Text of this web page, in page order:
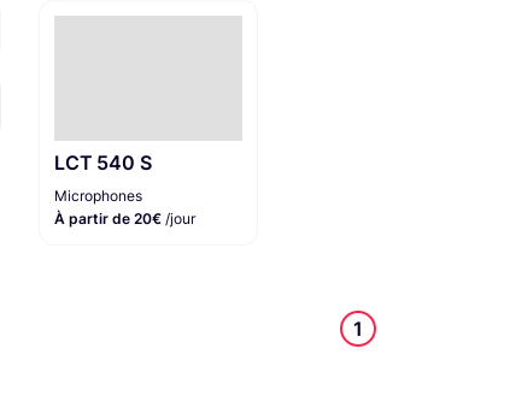
LCT 540 S
Microphones
À partir de 20€ /jour
1